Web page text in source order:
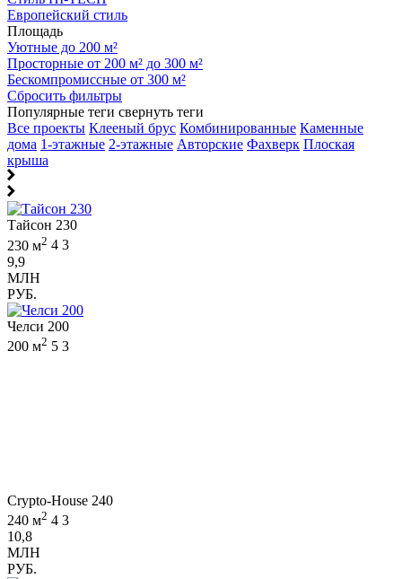
Европейский стиль
Площадь
Уютные до 200 м²
Просторные от 200 м² до 300 м²
Бескомпромиссные от 300 м²
Сбросить фильтры
Популярные теги свернуть теги
Все проекты Клееный брус Комбинированные Каменные
дома 1-этажные 2-этажные Авторские Фахверк Плоская
крыша
Тайсон 230
230 м2 4 3
9,9
МЛН
РУБ.
Челси 200
200 м2 5 3
Crypto-House 240
240 м2 4 3
10,8
МЛН
РУБ.